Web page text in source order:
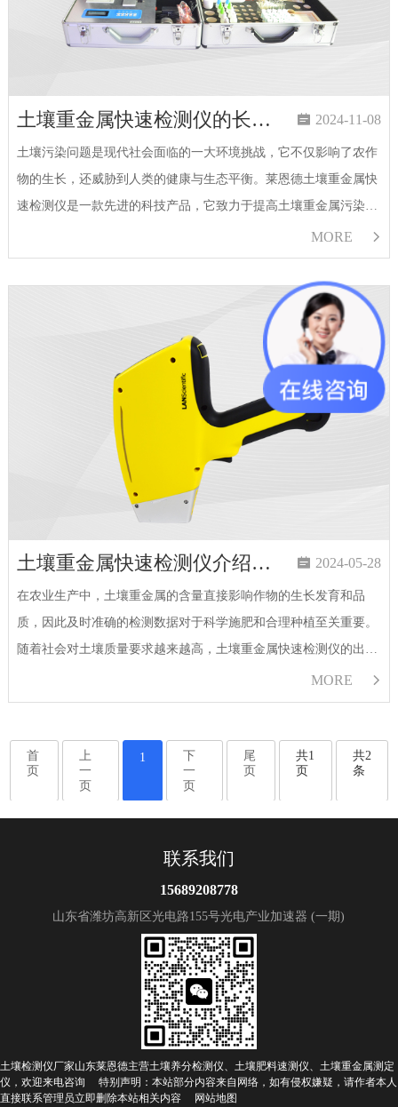
土壤重金属快速检测仪的长期维护指南  2024-11-08
土壤污染问题是现代社会面临的一大环境挑战，它不仅影响了农作
物的生长，还威胁到人类的健康与生态平衡。莱恩德土壤重金属快
速检测仪是一款先进的科技产品，它致力于提高土壤重金属污染的
检测效率。莱恩德土壤重金属快速检测仪的长期维护是确保其准确
性和延长使用寿命的关键。以下是一份详细的长期维护指南：一、
日…
MORE 
土壤重金属快速检测仪介绍：能检测哪些项目？  2024-05-28
在农业生产中，土壤重金属的含量直接影响作物的生长发育和品
质，因此及时准确的检测数据对于科学施肥和合理种植至关重要。
随着社会对土壤质量要求越来越高，土壤重金属快速检测仪的出现
填补了这方面的技术空白，为土壤研究和监测工作提供了强大的技
术支持。土壤重金属快速检测仪是一种高效、便捷的检测设备，能
MORE 
首
页
上
一
页
1
下
一
页
尾
页
共1
页
共2
条
联系我们
15689208778
山东省潍坊高新区光电路155号光电产业加速器 (一期)
土壤检测仪厂家山东莱恩德主营土壤养分检测仪、土壤肥料速测仪、土壤重金属测定
仪，欢迎来电咨询 特别声明：本站部分内容来自网络，如有侵权嫌疑，请作者本人
直接联系管理员立即删除本站相关内容
网站地图